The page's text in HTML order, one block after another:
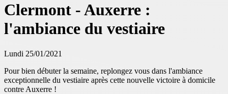
Clermont - Auxerre :
l'ambiance du vestiaire
Lundi 25/01/2021
Pour bien débuter la semaine, replongez vous dans l'ambiance
exceptionnelle du vestiaire après cette nouvelle victoire à domicile
contre Auxerre !